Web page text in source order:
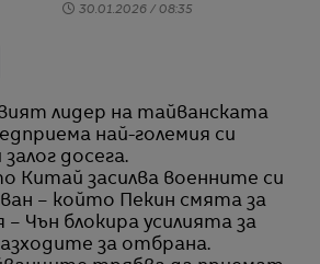
30.01.2026 / 08:35
най-големия си
досега.
Китай засилва военните си
– който Пекин смята за
Чън блокира усилията за
за отбрана.